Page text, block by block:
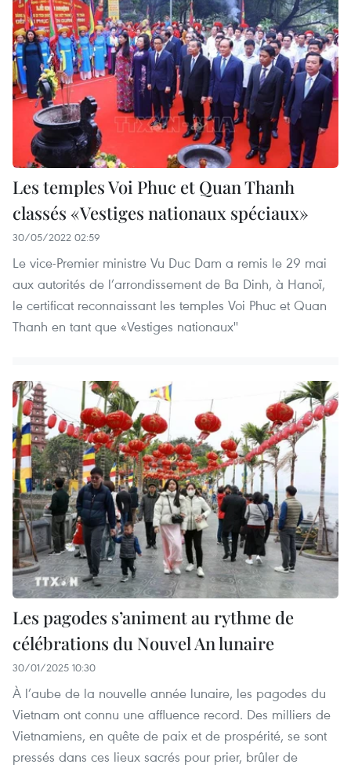
Les temples Voi Phuc et Quan Thanh
classés «Vestiges nationaux spéciaux»
30/05/2022 02:59
Le vice-Premier ministre Vu Duc Dam a remis le 29 mai
aux autorités de l’arrondissement de Ba Dinh, à Hanoï,
le certificat reconnaissant les temples Voi Phuc et Quan
Thanh en tant que «Vestiges nationaux''
Les pagodes s’animent au rythme de
célébrations du Nouvel An lunaire
30/01/2025 10:30
À l’aube de la nouvelle année lunaire, les pagodes du
Vietnam ont connu une affluence record. Des milliers de
Vietnamiens, en quête de paix et de prospérité, se sont
pressés dans ces lieux sacrés pour prier, brûler de